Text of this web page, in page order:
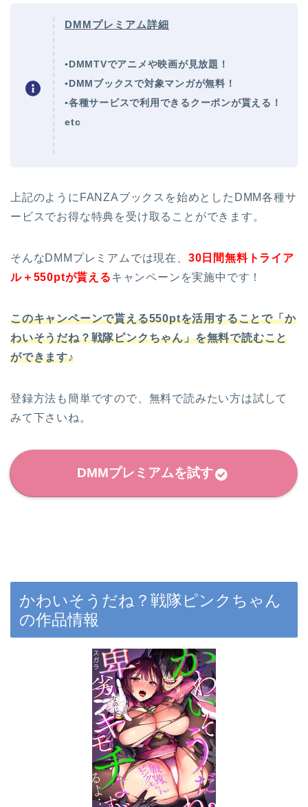
DMMプレミアム詳細
▪DMMTVでアニメや映画が見放題！
▪DMMブックスで対象マンガが無料！
▪各種サービスで利用できるクーポンが貰える！
etc
上記のようにFANZAブックスを始めとしたDMM各種サ
ービスでお得な特典を受け取ることができます。
そんなDMMプレミアムでは現在、 30日間無料トライア
ル＋550ptが貰えるキャンペーンを実施中です！
このキャンペーンで貰える550ptを活用することで「か
わいそうだね？戦隊ピンクちゃん」を無料で読むこと
ができます♪
登録方法も簡単ですので、無料で読みたい方は試して
みて下さいね。
DMMプレミアムを試す
かわいそうだね？戦隊ピンクちゃん
の作品情報